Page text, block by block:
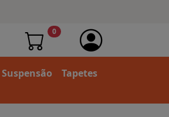
0
Suspensão Tapetes